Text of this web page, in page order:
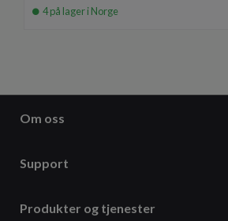
4 på lager i Norge
Om oss
Support
Produkter og tjenester